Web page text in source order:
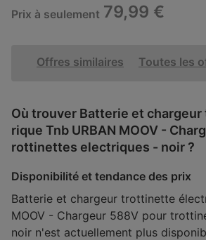
Prix à seulement 79,99 €
Offres similaires Toutes les
Où trouver Batterie et
rique Tnb URBAN MOOV -
rottinettes electriques - noir ?
Disponibilité et tendance des prix
Batterie et chargeur trottinette
MOOV - Chargeur 588V pour
noir n'est actuellement plus